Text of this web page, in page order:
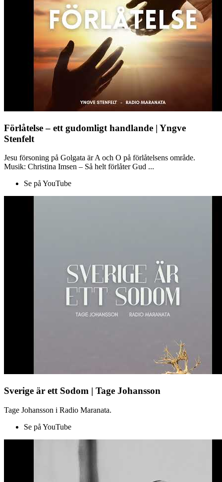
Förlåtelse – ett gudomligt handlande | Yngve
Stenfelt
Jesu försoning på Golgata är A och O på förlåtelsens område.
Musik: Christina Imsen – Så helt förlåter Gud ...
Se på YouTube
Sverige är ett Sodom | Tage Johansson
Tage Johansson i Radio Maranata.
Se på YouTube